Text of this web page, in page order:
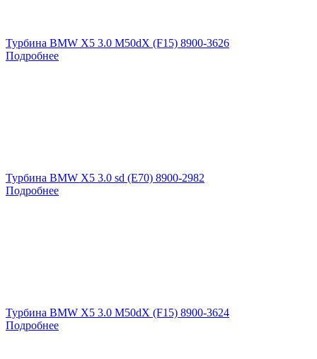
Турбина BMW X5 3.0 M50dX (F15) 8900-3626
Подробнее
Турбина BMW X5 3.0 sd (E70) 8900-2982
Подробнее
Турбина BMW X5 3.0 M50dX (F15) 8900-3624
Подробнее